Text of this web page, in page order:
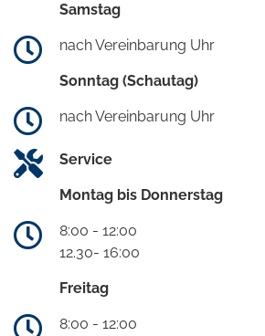
Samstag
nach Vereinbarung Uhr
Sonntag (Schautag)
nach Vereinbarung Uhr
Service
Montag bis Donnerstag
8:00 - 12:00
12.30- 16:00
Freitag
8:00 - 12:00